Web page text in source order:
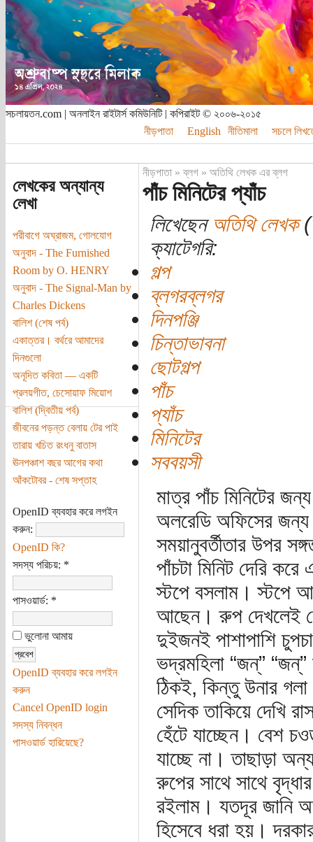
সচলায়তন.com | অনলাইন রাইটার্স কমিউনিটি | কপিরাইট © ২০০৬-২০১৫
নীড়পাতা
English নীতিমালা সচলে
লেখকের অন্যান্য
লেখা
পরীবাগে অঘ্রাজম, গোলযোগ
অনুবাদ - The Furnished
Room by O. HENRY
অনুবাদ - The Signal-Man by
Charles Dickens
বালিশ (শেষ পর্ব)
একাত্তর। বর্থরে আমাদের
দিনগুলো
অনূদিত কবিতা — একটি
প্রলয়গীত, চেসোয়াফ মিয়োশ
বালিশ (দ্বিতীয় পর্ব)
জীবনের পড়ন্ত বেলায় টের পাই
তারায় খচিত রংধনু বাতাস
ঊনপঞ্চাশ বছর আগের কথা
আঁকটোবর - শেষ সপ্তাহ
OpenID ব্যবহার করে লগইন
করুন:
OpenID কি?
সদস্য পরিচয়: *
পাসওয়ার্ড: *
ভুলোনা আমায়
OpenID ব্যবহার করে লগইন
করুন
Cancel OpenID login
সদস্য নিবন্ধন
পাসওয়ার্ড হারিয়েছে?
নীড়পাতা»ব্লগ» অতিথি লেখক এর ব্লগ
পাঁচ মিনিটের প্যাঁচ
লিখেছেন অতিথি লেখক
ক্যাটেগরি:
গল্প
ব্লগরব্লগর
দিনপঞ্জি
চিন্তাভাবনা
ছোটগল্প
পাঁচ
প্যাঁচ
মিনিটের
সববয়সী
মাত্র পাঁচ মিনিটের
অলরেডি অফিসের জন্য
সময়ানুবর্তীতার উপর
পাঁচটা মিনিট দেরি
স্টপে বসলাম। স্টপে
আছেন। রুপ দেখলেই
দুইজনই পাশাপাশি
ভদ্রমহিলা “জন্‌” “জন্‌”
ঠিকই, কিন্তু উনার
সেদিক তাকিয়ে দেখি
হেঁটে যাচ্ছেন। বেশ
যাচ্ছে না। তাছাড়া
রুপের সাথে সাথে
রইলাম। যতদূর জানি
হিসেবে ধরা হয়।